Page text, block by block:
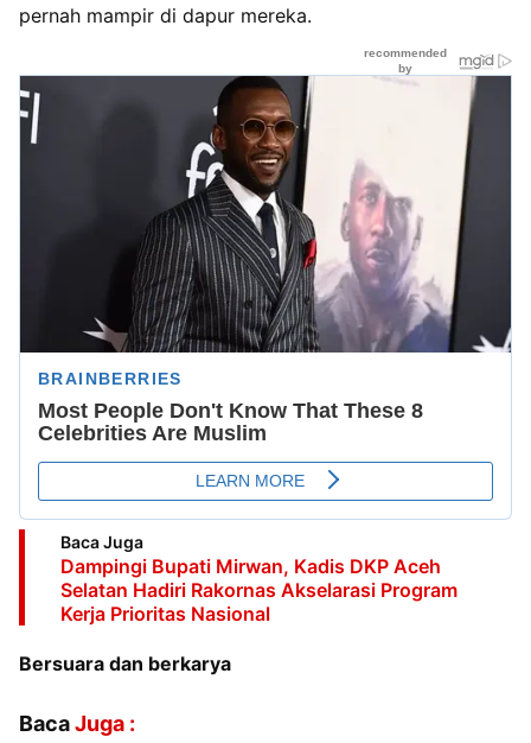
pernah mampir di dapur mereka.
Baca Juga
Dampingi Bupati Mirwan, Kadis DKP Aceh
Selatan Hadiri Rakornas Akselarasi Program
Kerja Prioritas Nasional
Bersuara dan berkarya
BacaJuga :